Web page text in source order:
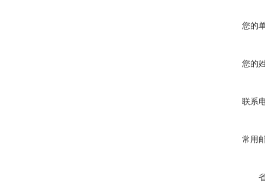
您的
您的
联系
常用